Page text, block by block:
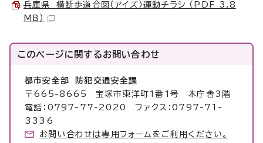
兵庫県 横断歩道合図（アイズ）運動チラシ （PDF 3.8
MB）
このページに関するお問い合わせ
都市安全部 防犯交通安全課
〒665-8665 宝塚市東洋町1番1号 本庁舎3階
電話：0797-77-2020 ファクス：0797-71-
3336
お問い合わせは専用フォームをご利用ください。